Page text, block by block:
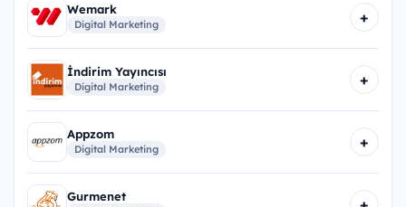
Wemark
Digital Marketing +
İndirim Yayıncısı
Digital Marketing +
Appzom
Digital Marketing +
Gurmenet